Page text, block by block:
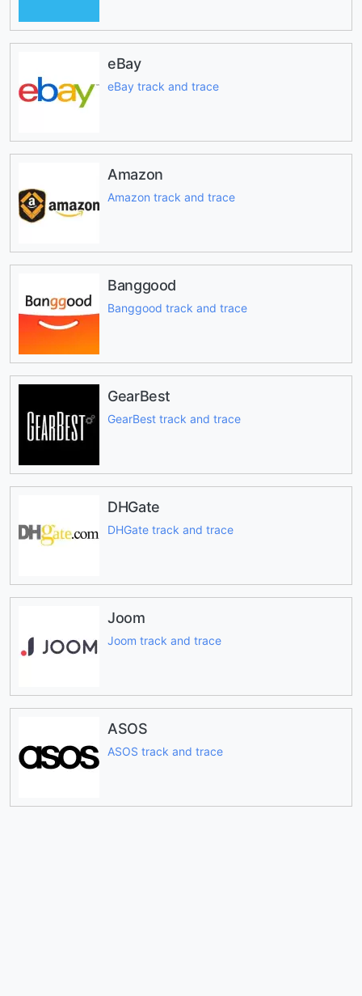
eBay
eBay track and trace
Amazon
Amazon track and trace
Banggood
Banggood track and trace
GearBest
GearBest track and trace
DHGate
DHGate track and trace
Joom
Joom track and trace
ASOS
ASOS track and trace